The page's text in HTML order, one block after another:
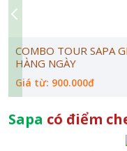
COMBO TOUR SAPA
HÀNG NGÀY
Giá từ: 900.000đ
Sapa có điểm